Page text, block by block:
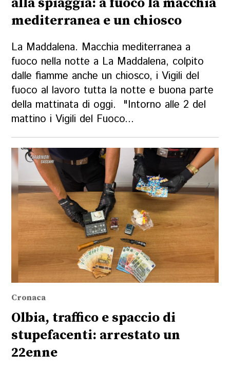
alla spiaggia: a fuoco la macchia
mediterranea e un chiosco
La Maddalena. Macchia mediterranea a
fuoco nella notte a La Maddalena, colpito
dalle fiamme anche un chiosco, i Vigili del
fuoco al lavoro tutta la notte e buona parte
della mattinata di oggi. "Intorno alle 2 del
mattino i Vigili del Fuoco...
Cronaca
Olbia, traffico e spaccio di
stupefacenti: arrestato un
22enne